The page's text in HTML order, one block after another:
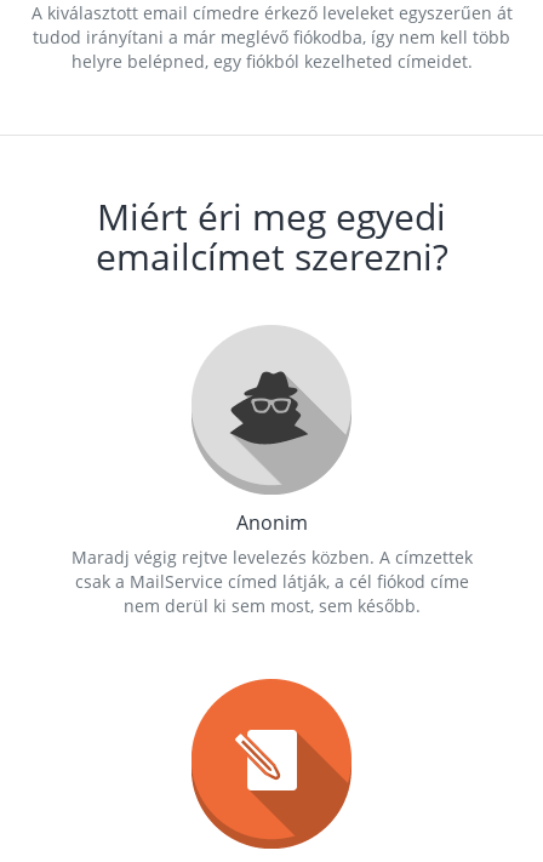
A kiválasztott email címedre érkező leveleket egyszerűen át
tudod irányítani a már meglévő fiókodba, így nem kell több
helyre belépned, egy fiókból kezelheted címeidet.
Miért éri meg egyedi
emailcímet szerezni?
Anonim
Maradj végig rejtve levelezés közben. A címzettek
csak a MailService címed látják, a cél fiókod címe
nem derül ki sem most, sem később.